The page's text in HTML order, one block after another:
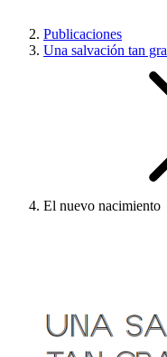
Publicaciones
Una salvación tan
El nuevo nacimiento